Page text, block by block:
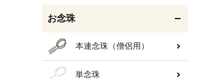
お念珠
本連念珠（僧侶用）
単念珠